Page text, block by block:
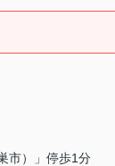
市）」停歩1分